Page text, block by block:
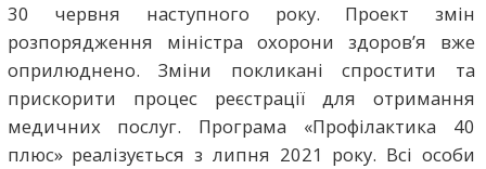
30 червня наступного року. Проект змін
розпорядження міністра охорони здоров’я вже
оприлюднено. Зміни покликані спростити та
прискорити процес реєстрації для отримання
медичних послуг. Програма «Профілактика 40
плюс» реалізується з липня 2021 року. Всі особи